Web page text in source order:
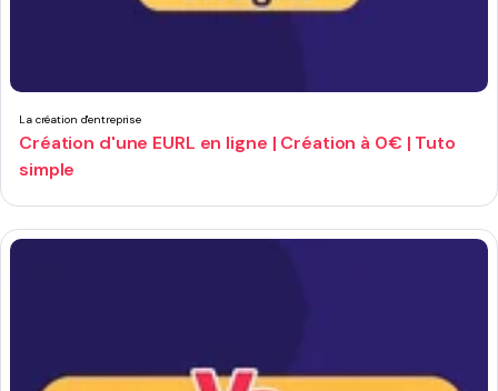
La création d'entreprise
Création d'une EURL en ligne | Création à 0€ | Tuto
simple